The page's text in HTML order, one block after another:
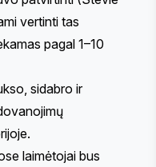
vertinti tas
pagal 1–10
sidabro ir
laimėtojai bus